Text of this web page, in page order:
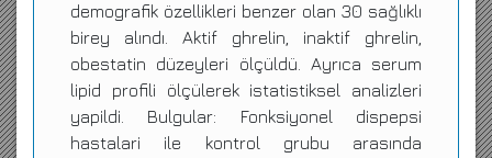
demografik özellikleri benzer olan 30 sağlıklı
birey alındı. Aktif ghrelin, inaktif ghrelin,
obestatin düzeyleri ölçüldü. Ayrıca serum
lipid profili ölçülerek istatistiksel analizleri
yapildi. Bulgular: Fonksiyonel dispepsi
hastalari ile kontrol grubu arasında